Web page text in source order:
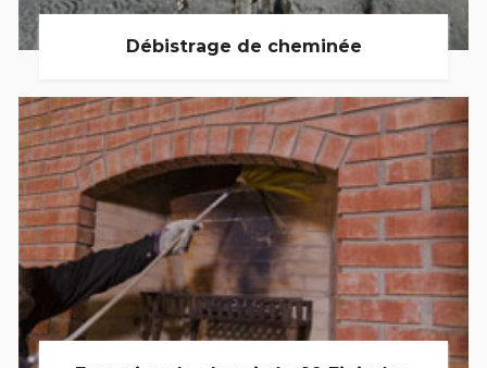
Débistrage de cheminée